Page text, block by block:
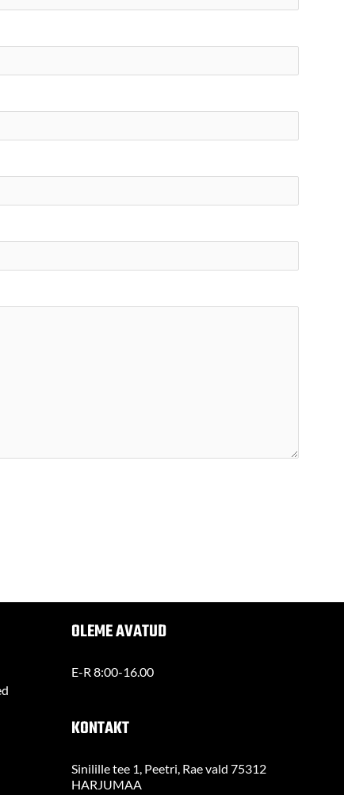
OLEME AVATUD
E-R 8:00-16.00
KONTAKT
Sinilille tee 1, Peetri, Rae vald 75312
HARJUMAA